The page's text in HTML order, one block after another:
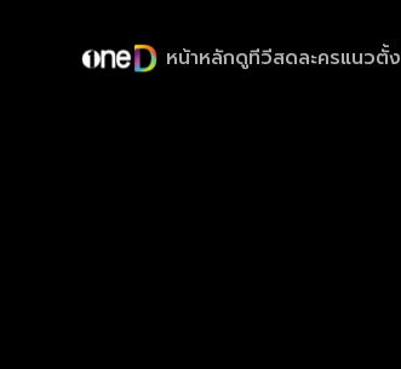
หน้าหลักดูทีวีสดละครแนวตั้ง